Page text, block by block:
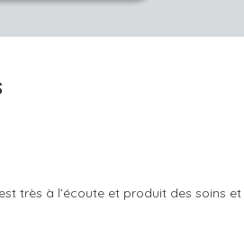
très à l’écoute et produit des soins